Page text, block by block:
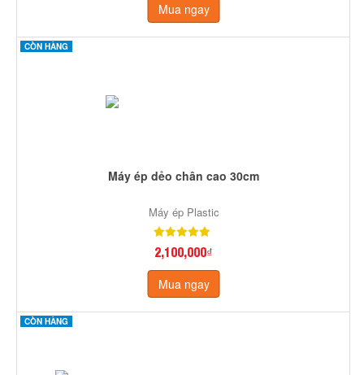
Mua ngay
CÒN HÀNG
Máy ép dẻo chân cao 30cm
Máy ép Plastic
2,100,000₫
Mua ngay
CÒN HÀNG